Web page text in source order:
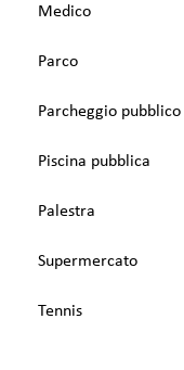
Medico
Parco
Parcheggio pubblico
Piscina pubblica
Palestra
Supermercato
Tennis